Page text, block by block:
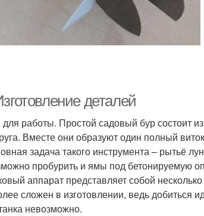
деталей
работы. Простой садовый бур состоит
Вместе они образуют один полный
задача такого инструмента – рытьё
пробурить и ямы под бетонируемую
аппарат представляет собой
сложен в изготовлении, ведь добиться
невозможно.